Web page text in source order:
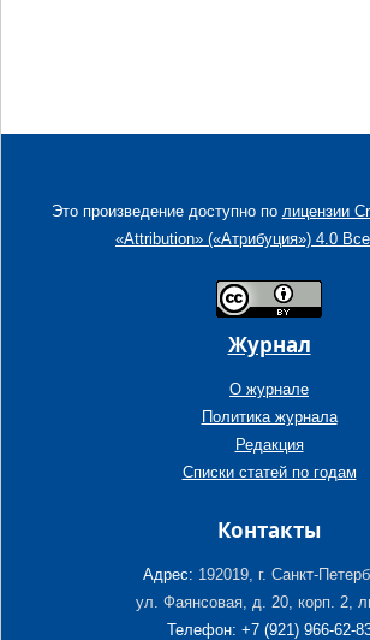
Это произведение доступно по лицензии
«Attribution» («Атрибуция») 4.0
Журнал
О журнале
Политика журнала
Редакция
Списки статей по годам
Контакты
Адрес: 192019, г. Санкт-
ул. Фаянсовая, д. 20, корп. 2,
Телефон: +7 (921) 966-62-